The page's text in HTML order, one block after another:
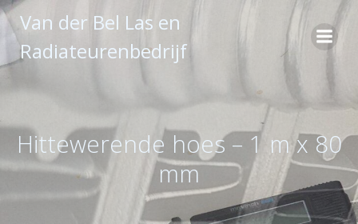
Ga
naar
inhoud
Van der Bel Las en
Radiateurenbedrijf
Hittewerende hoes – 1 m x 80
mm